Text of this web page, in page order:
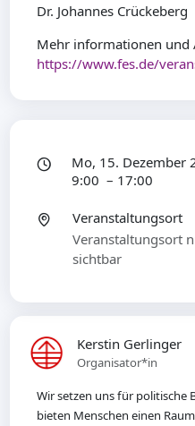
Dr. Johannes Crückeberg
Mehr informationen und
https://www.fes.de/
Kerstin Gerlinger
Organisator*in
Wir setzen uns für politische
bieten Menschen einen
Mo, 15. Dezember
9:00 – 17:00
Veranstaltungsort
Veranstaltungsort
sichtbar